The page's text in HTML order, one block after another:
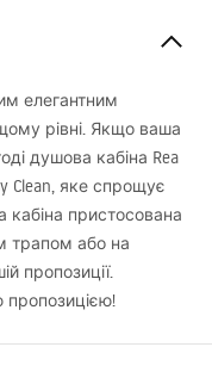
елегантним
рівні. Якщо ваша
душова кабіна Rea
Clean, яке спрощує
пристосована
трапом або на
пропозиції.